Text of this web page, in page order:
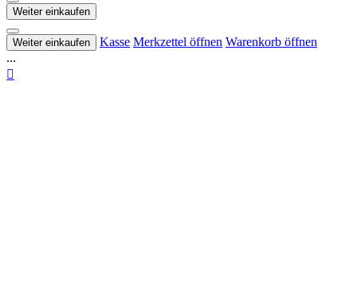
Weiter einkaufen
Weiter einkaufen Kasse Merkzettel öffnen Warenkorb öffnen
...
